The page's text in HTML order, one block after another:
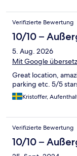
Verifizierte Bewertung
10/10 –
5. Aug. 2026
Mit Google
Great location,
parking etc. 5/5
Kristoffer,
Verifizierte Bewertung
10/10 –